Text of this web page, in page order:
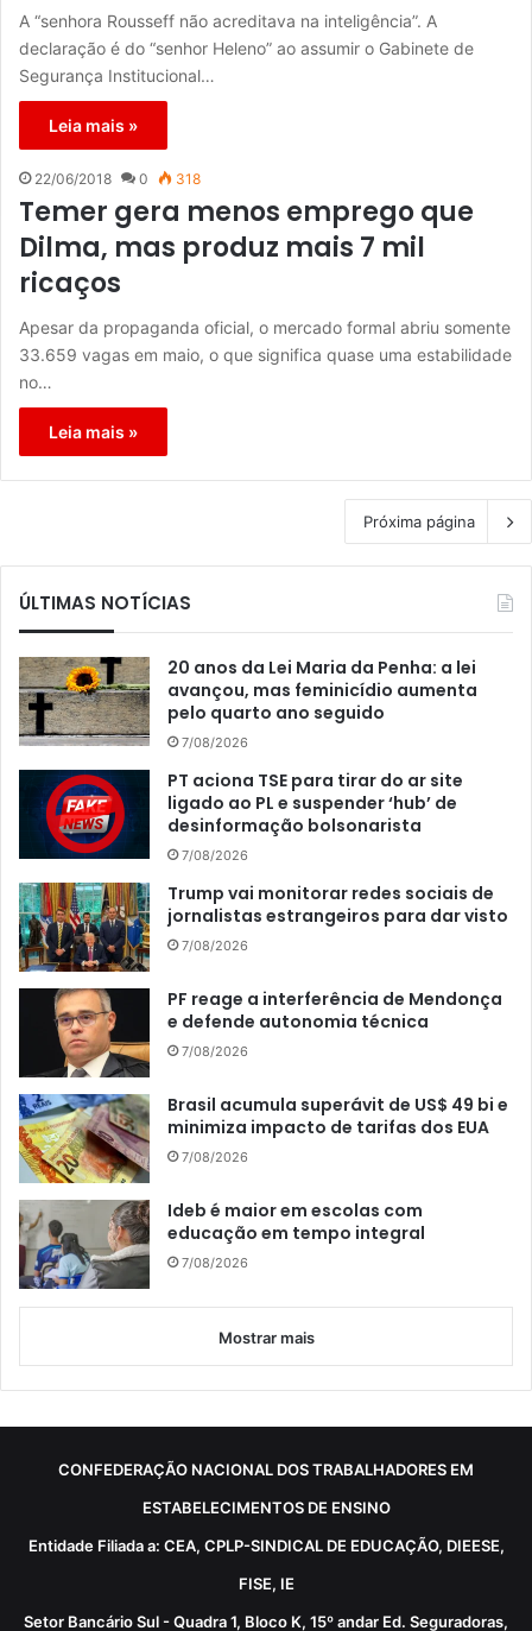
A “senhora Rousseff não acreditava na inteligência”. A
declaração é do “senhor Heleno” ao assumir o Gabinete de
Segurança Institucional…
Leia mais »
22/06/2018 0 318
Temer gera menos emprego que
Dilma, mas produz mais 7 mil
ricaços
Apesar da propaganda oficial, o mercado formal abriu somente
33.659 vagas em maio, o que significa quase uma estabilidade
no…
Leia mais »
Próxima página
ÚLTIMAS NOTÍCIAS
20 anos da Lei Maria da Penha: a lei
avançou, mas feminicídio aumenta
pelo quarto ano seguido
7/08/2026
PT aciona TSE para tirar do ar site
ligado ao PL e suspender ‘hub’ de
desinformação bolsonarista
7/08/2026
Trump vai monitorar redes sociais de
jornalistas estrangeiros para dar visto
7/08/2026
PF reage a interferência de Mendonça
e defende autonomia técnica
7/08/2026
Brasil acumula superávit de US$ 49 bi e
minimiza impacto de tarifas dos EUA
7/08/2026
Ideb é maior em escolas com
educação em tempo integral
7/08/2026
Mostrar mais
CONFEDERAÇÃO NACIONAL DOS TRABALHADORES EM
ESTABELECIMENTOS DE ENSINO
Entidade Filiada a: CEA, CPLP-SINDICAL DE EDUCAÇÃO, DIEESE,
FISE, IE
Setor Bancário Sul - Quadra 1, Bloco K, 15º andar Ed. Seguradoras,